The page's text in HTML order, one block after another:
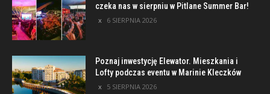
czeka nas w sierpniu w Pitlane Summer Bar!
6 SIERPNIA 2026
Poznaj inwestycję Elewator. Mieszkania i
Lofty podczas eventu w Marinie Kleczków
5 SIERPNIA 2026